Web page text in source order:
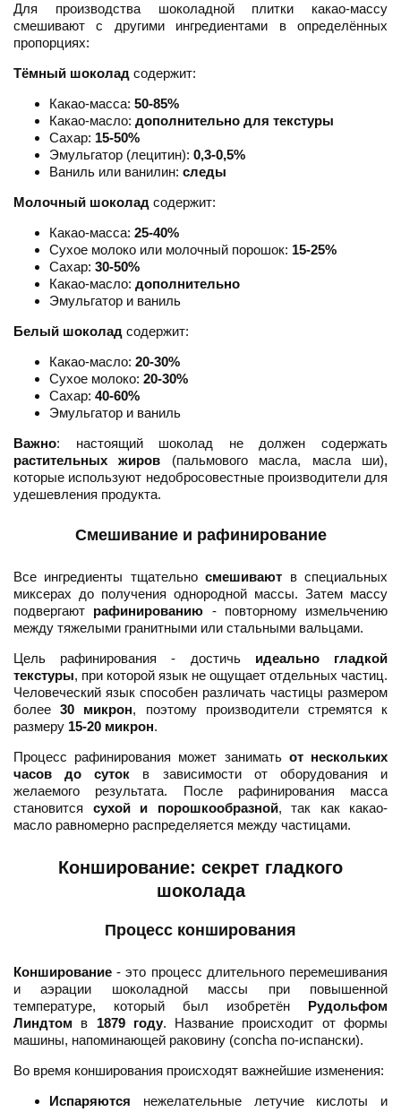
Для производства шоколадной плитки какао-массу
смешивают с другими ингредиентами в определённых
пропорциях:
Тёмный шоколад содержит:
Какао-масса: 50-85%
Какао-масло: дополнительно для текстуры
Сахар: 15-50%
Эмульгатор (лецитин): 0,3-0,5%
Ваниль или ванилин: следы
Молочный шоколад содержит:
Какао-масса: 25-40%
Сухое молоко или молочный порошок: 15-25%
Сахар: 30-50%
Какао-масло: дополнительно
Эмульгатор и ваниль
Белый шоколад содержит:
Какао-масло: 20-30%
Сухое молоко: 20-30%
Сахар: 40-60%
Эмульгатор и ваниль
Важно: настоящий шоколад не должен содержать
растительных жиров (пальмового масла, масла ши),
которые используют недобросовестные производители для
удешевления продукта.
Смешивание и рафинирование
Все ингредиенты тщательносмешивают в специальных
миксерах до получения однородной массы. Затем массу
подвергают рафинированию - повторному измельчению
между тяжелыми гранитными или стальными вальцами.
Цель рафинирования - достичь идеально гладкой
текстуры, при которой язык не ощущает отдельных частиц.
Человеческий язык способен различать частицы размером
более30 микрон, поэтому производители стремятся к
размеру 15-20 микрон.
Процесс рафинирования может занимать от нескольких
часов до суток в зависимости от оборудования и
желаемого результата. После рафинирования масса
становится сухой и порошкообразной, так как какао-
масло равномерно распределяется между частицами.
Конширование: секрет гладкого
шоколада
Процесс конширования
Конширование - это процесс длительного перемешивания
и аэрации шоколадной массы при повышенной
температуре, который был изобретён Рудольфом
Линдтом в 1879 году. Название происходит от формы
машины, напоминающей раковину (concha по-испански).
Во время конширования происходят важнейшие изменения:
Испаряются нежелательные летучие кислоты и